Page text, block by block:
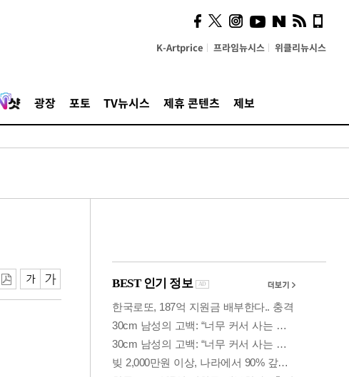
K-Artprice 프라임뉴시스 위클리뉴시스
광장 포토 TV뉴시스 제휴 콘텐츠 제보
계…'고급 가요'의 주체적
영토